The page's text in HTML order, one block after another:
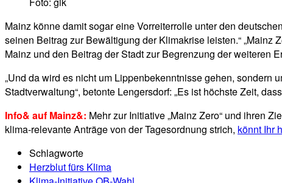
Mainz könne damit sogar eine Vorreiterrolle unter den
seinen Beitrag zur Bewältigung der Klimakrise leisten.“
Mainz und den Beitrag der Stadt zur Begrenzung der weiteren
„Und da wird es nicht um Lippenbekenntnisse gehen, sondern
Stadtverwaltung“, betonte Lengersdorf: „Es ist höchste Zeit,
Info& auf Mainz&: Mehr zur Initiative „Mainz Zero“ und ihren
klima-relevante Anträge von der Tagesordnung strich, könnt Ihr
Schlagworte
Herzblut fürs Klima